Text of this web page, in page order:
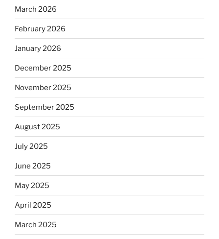
March 2026
February 2026
January 2026
December 2025
November 2025
September 2025
August 2025
July 2025
June 2025
May 2025
April 2025
March 2025